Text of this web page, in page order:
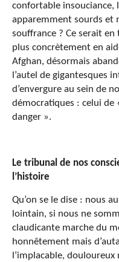
confortable insouciance,
apparemment sourds et
souffrance ? Ce serait
plus concrètement en
Afghan, désormais
l’autel de gigantesques
d’envergure au sein de
démocratiques : celui de
danger ».
Le tribunal de nos
l’histoire
Qu’on se le dise : nous
lointain, si nous ne
claudicante marche du
honnêtement mais
l’implacable,